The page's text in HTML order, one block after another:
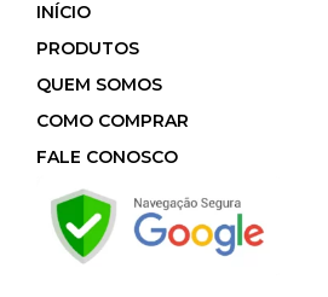
INÍCIO
PRODUTOS
QUEM SOMOS
COMO COMPRAR
FALE CONOSCO